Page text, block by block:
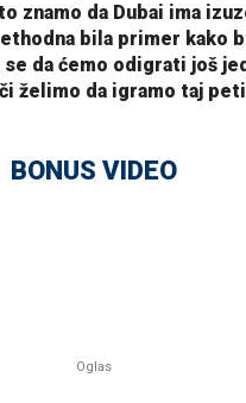
znamo da Dubai ima
bila primer kako
se da ćemo odigrati još
želimo da igramo taj
BONUS VIDEO